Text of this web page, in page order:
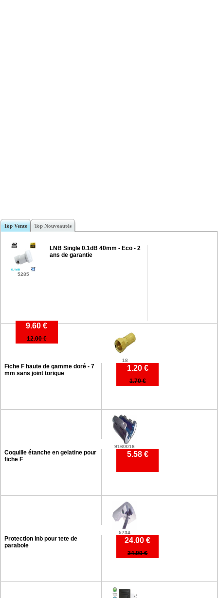
Top Vente Top Nouveautés
5285
LNB Single 0.1dB 40mm - Eco - 2
ans de garantie
9.60 €
12.00 €
18
Fiche F haute de gamme doré - 7
mm sans joint torique
1.20 €
1.70 €
9160016
Coquille étanche en gelatine pour
fiche F
5.58 €
5734
Protection lnb pour tete de
parabole
24.00 €
34.99 €